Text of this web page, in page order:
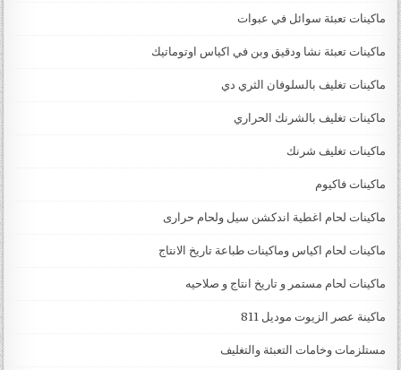
ماكينات تعبئة سوائل في عبوات
ماكينات تعبئة نشا ودقيق وبن في اكياس اوتوماتيك
ماكينات تغليف بالسلوفان الثري دي
ماكينات تغليف بالشرنك الحراري
ماكينات تغليف شرنك
ماكينات فاكيوم
ماكينات لحام اغطية اندكشن سيل ولحام حرارى
ماكينات لحام اكياس وماكينات طباعة تاريخ الانتاج
ماكينات لحام مستمر و تاريخ انتاج و صلاحيه
ماكينة عصر الزيوت موديل 811
مستلزمات وخامات التعبئة والتغليف